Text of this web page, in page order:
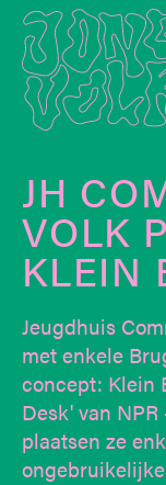
JH
VOLK
KLEIN
Jeugdhuis
met enkele
concept: Klein
Desk' van
plaatsen ze